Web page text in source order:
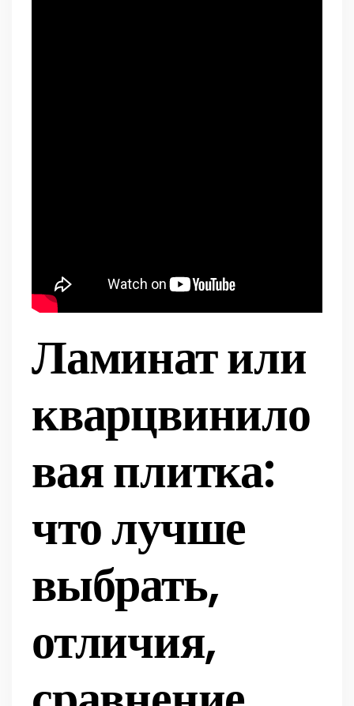
Ламинат или
кварцвинило
вая плитка:
что лучше
выбрать,
отличия,